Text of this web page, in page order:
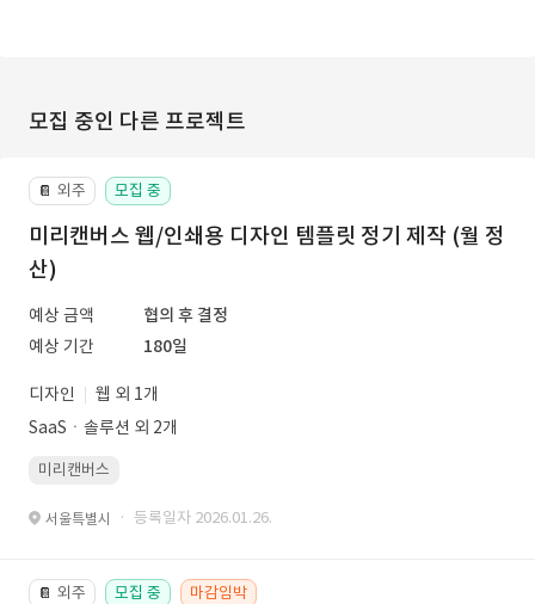
모집 중인 다른 프로젝트
📔 외주 모집 중
미리캔버스 웹/인쇄용 디자인 템플릿 정기 제작 (월 정
산)
예상 금액
협의 후 결정
예상 기간
180일
디자인
웹 외 1개
SaaSㆍ솔루션 외 2개
미리캔버스
서울특별시 · 등록일자 2026.01.26.
📔 외주 모집 중 마감임박